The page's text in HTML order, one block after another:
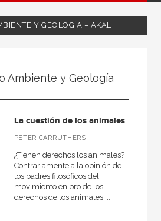
Y GEOLOGÍA – AKAL
y Geología
Ambiente y Geología
La cuestión de los animales
PETER CARRUTHERS
¿Tienen derechos los animales?
Contrariamente a la opinión de
los padres filosóficos del
movimiento en pro de los
derechos de los animales, ...